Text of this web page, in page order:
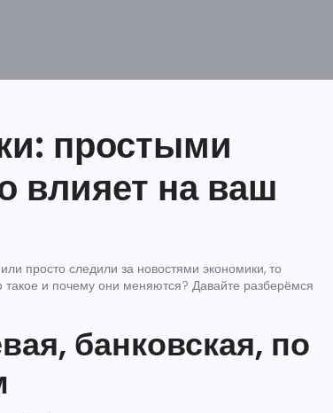
простыми
влияет на ваш
просто следили за новостями экономики, то
такое и почему они меняются? Давайте разберёмся
банковская, по